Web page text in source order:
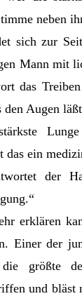
neben
sich zur
Mann mit
das
den Augen
ein
der
erklären
Einer der
größte
und bläst